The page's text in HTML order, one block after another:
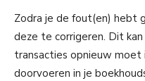
Zodra je de fout(en) hebt
deze te corrigeren. Dit
transacties opnieuw
doorvoeren in je